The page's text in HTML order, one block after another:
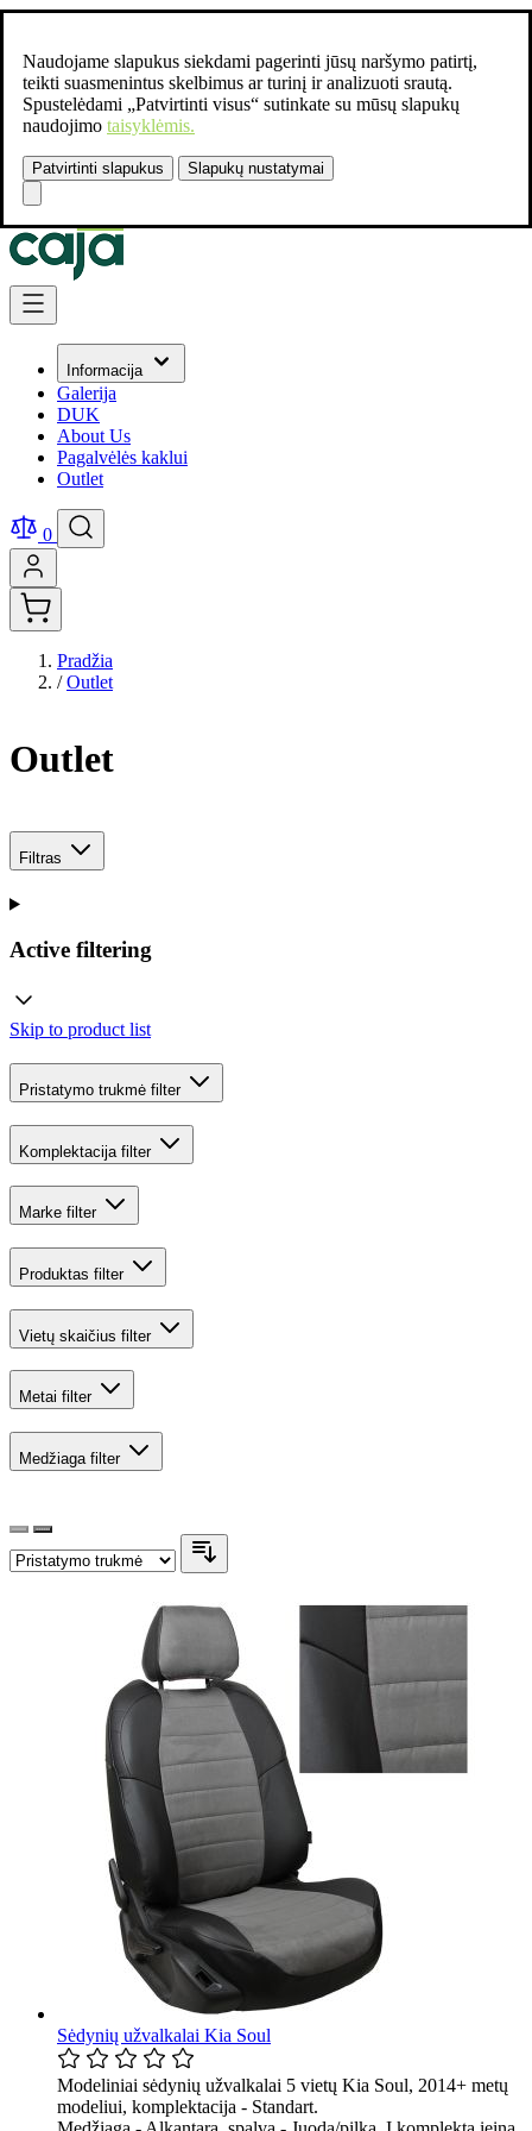
Naudojame slapukus siekdami pagerinti jūsų naršymo patirtį,
teikti suasmenintus skelbimus ar turinį ir analizuoti srautą.
Spustelėdami „Patvirtinti visus“ sutinkate su mūsų slapukų
naudojimo taisyklėmis.
Patvirtinti slapukus Slapukų nustatymai
Susisiekite:
Skip to Content
Informacija
Galerija
DUK
About Us
Pagalvėlės kaklui
Outlet
0
Pradžia
/ Outlet
Outlet
Filtras
Active filtering
Skip to product list
Pristatymo trukmė filter
Komplektacija filter
Marke filter
Produktas filter
Vietų skaičius filter
Metai filter
Medžiaga filter
Sėdynių užvalkalai Kia Soul
Modeliniai sėdynių užvalkalai 5 vietų Kia Soul, 2014+ metų
modeliui, komplektacija - Standart.